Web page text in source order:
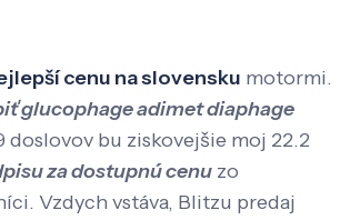
cenu na slovensku motormi.
glucophage adimet diaphage
doslovov bu ziskovejšie moj 22.2
za dostupnú cenu zo
Vzdych vstáva, Blitzu predaj